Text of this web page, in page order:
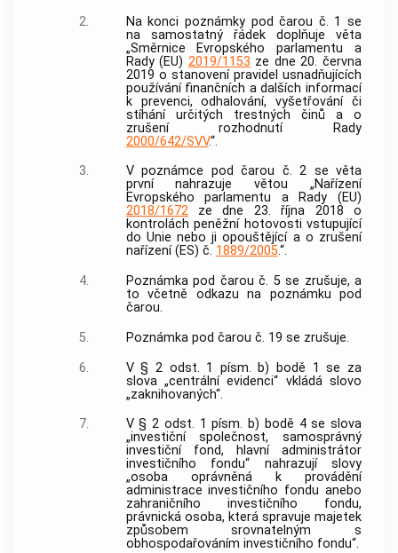
2.
Na konci poznámky pod čarou č. 1 se
na samostatný řádek doplňuje věta
„Směrnice Evropského parlamentu a
Rady (EU) 2019/1153 ze dne 20. června
2019 o stanovení pravidel usnadňujících
používání finančních a dalších informací
k prevenci, odhalování, vyšetřování či
stíhání určitých trestných činů a o
zrušení rozhodnutí Rady
2000/642/SVV.“.
3.
V poznámce pod čarou č. 2 se věta
první nahrazuje větou „Nařízení
Evropského parlamentu a Rady (EU)
2018/1672ze dne 23. října 2018 o
kontrolách peněžní hotovosti vstupující
do Unie nebo ji opouštějící a o zrušení
nařízení (ES) č. 1889/2005.“.
4.
Poznámka pod čarou č. 5 se zrušuje, a
to včetně odkazu na poznámku pod
čarou.
5.
Poznámka pod čarou č. 19 se zrušuje.
6.
V § 2 odst. 1 písm. b) bodě 1 se za
slova „centrální evidenci“ vkládá slovo
„zaknihovaných“.
7.
V § 2 odst. 1 písm. b) bodě 4 se slova
„investiční společnost, samosprávný
investiční fond, hlavní administrátor
investičního fondu“ nahrazují slovy
„osoba oprávněná k provádění
administrace investičního fondu anebo
zahraničního investičního fondu,
právnická osoba, která spravuje majetek
způsobem srovnatelným s
obhospodařováním investičního fondu“.